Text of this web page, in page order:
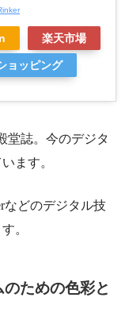
楽天市場
ョッピング
堂誌。今のデジタ
ます。
などのデジタル技
。
ための色彩と